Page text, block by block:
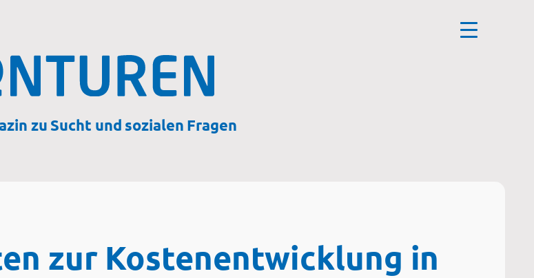
zu Sucht und sozialen Fragen
zur Kostenentwicklung in